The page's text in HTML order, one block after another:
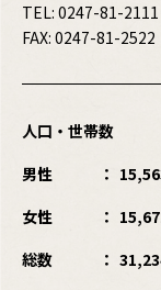
TEL: 0247-81-2111
FAX: 0247-81-2522
人口・世帯数
男性
女性
総数